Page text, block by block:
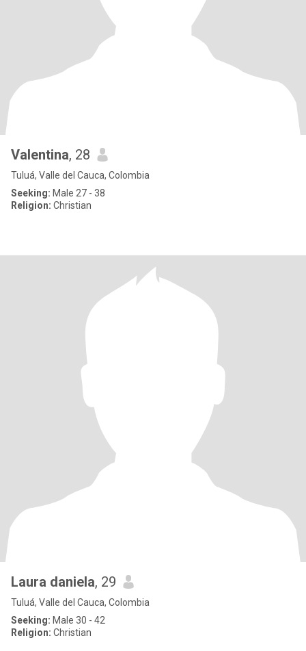
Valentina, 28
Tuluá, Valle del Cauca, Colombia
Seeking: Male 27 - 38
Religion: Christian
Laura daniela, 29
Tuluá, Valle del Cauca, Colombia
Seeking: Male 30 - 42
Religion: Christian